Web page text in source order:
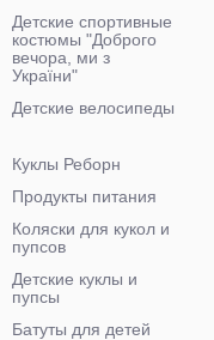
Детские спортивные
костюмы "Доброго
вечора, ми з
України"
Детские велосипеды
Куклы Реборн
Продукты питания
Коляски для кукол и
пупсов
Детские куклы и
пупсы
Батуты для детей